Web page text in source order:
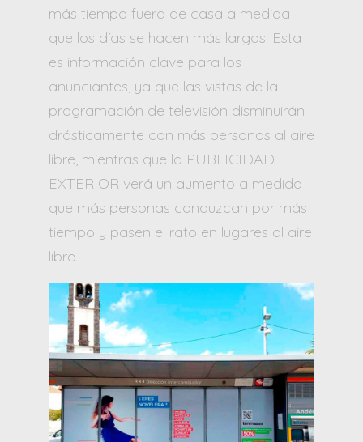
más tiempo fuera de casa a medida
que los días se hacen más largos. Esta
es información clave para los
anunciantes, ya que las vistas de la
programación de televisión disminuirán
drásticamente con más personas al aire
libre, mientras que la PUBLICIDAD
EXTERIOR verá un aumento a medida
que más personas conduzcan por más
tiempo y pasen el rato en lugares al aire
libre.